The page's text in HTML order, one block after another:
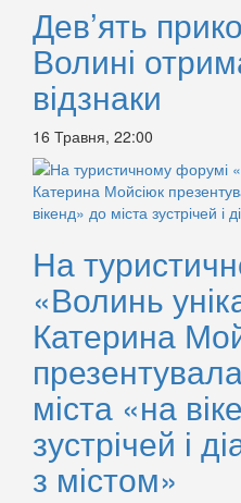
Дев’ять
Волині
відзнаки
16 Травня, 22:00
На
«Волинь
Катерина
міста «на
зустрічей і
з містом»